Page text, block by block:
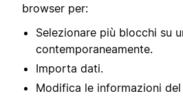
browser per:
Selezionare più blocchi su
contemporaneamente.
Importa dati.
Modifica le informazioni